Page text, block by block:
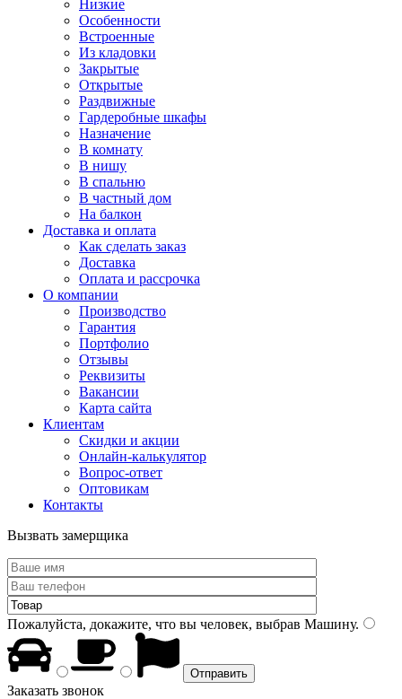
Низкие
Особенности
Встроенные
Из кладовки
Закрытые
Открытые
Раздвижные
Гардеробные шкафы
Назначение
В комнату
В нишу
В спальню
В частный дом
На балкон
Доставка и оплата
Как сделать заказ
Доставка
Оплата и рассрочка
О компании
Производство
Гарантия
Портфолио
Отзывы
Реквизиты
Вакансии
Карта сайта
Клиентам
Скидки и акции
Онлайн-калькулятор
Вопрос-ответ
Оптовикам
Контакты
Вызвать замерщика
Пожалуйста, докажите, что вы человек, выбрав Машину.
Заказать звонок